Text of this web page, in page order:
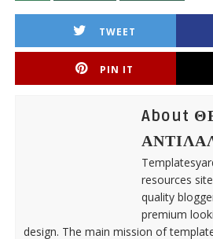
TWEET
PIN IT
About
resources
quality
premium
design. The main mission of